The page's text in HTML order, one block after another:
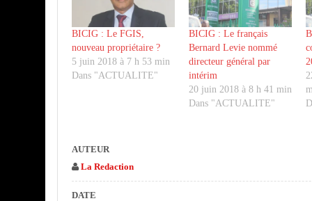
BICIG : Le FGIS,
nouveau propriétaire ?
5 juin 2018 à 7 h 53 min
Dans "ACTUALITE"
BICIG : Le français
Bernard Levie nommé
directeur général par
intérim
20 juin 2018 à 8 h 41 min
Dans "ACTUALITE"
AUTEUR
La Redaction
DATE